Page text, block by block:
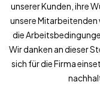
unserer Kunden, ihre
unsere
die
Wir danken an dieser
sich für die Firma